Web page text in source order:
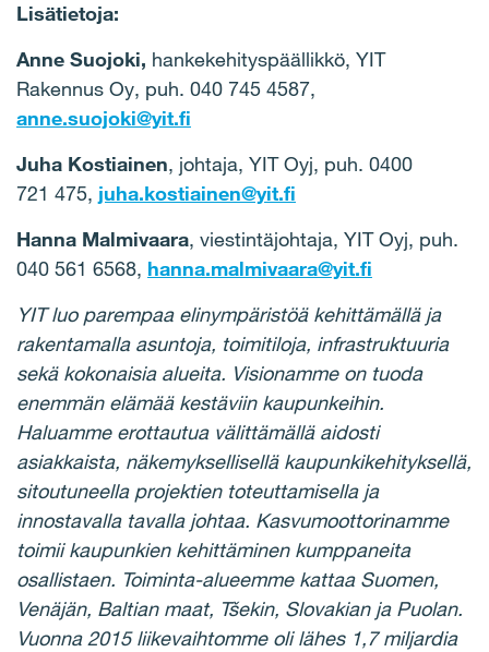
Lisätietoja:
Anne Suojoki, hankekehityspäällikkö, YIT
Rakennus Oy, puh. 040 745 4587,
anne.suojoki@yit.fi
Juha Kostiainen, johtaja, YIT Oyj, puh. 0400
721 475, juha.kostiainen@yit.fi
Hanna Malmivaara, viestintäjohtaja, YIT Oyj, puh.
040 561 6568, hanna.malmivaara@yit.fi
YIT luo parempaa elinympäristöä kehittämällä ja
rakentamalla asuntoja, toimitiloja, infrastruktuuria
sekä kokonaisia alueita. Visionamme on tuoda
enemmän elämää kestäviin kaupunkeihin.
Haluamme erottautua välittämällä aidosti
asiakkaista, näkemyksellisellä kaupunkikehityksellä,
sitoutuneella projektien toteuttamisella ja
innostavalla tavalla johtaa. Kasvumoottorinamme
toimii kaupunkien kehittäminen kumppaneita
osallistaen. Toiminta-alueemme kattaa Suomen,
Venäjän, Baltian maat, Tšekin, Slovakian ja Puolan.
Vuonna 2015 liikevaihtomme oli lähes 1,7 miljardia